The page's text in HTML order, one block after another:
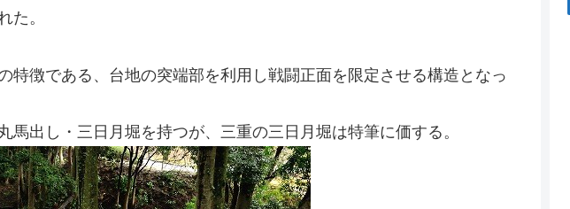
た。
特徴である、台地の突端部を利用し戦闘正面を限定させる構造となっ
馬出し・三日月堀を持つが、三重の三日月堀は特筆に価する。